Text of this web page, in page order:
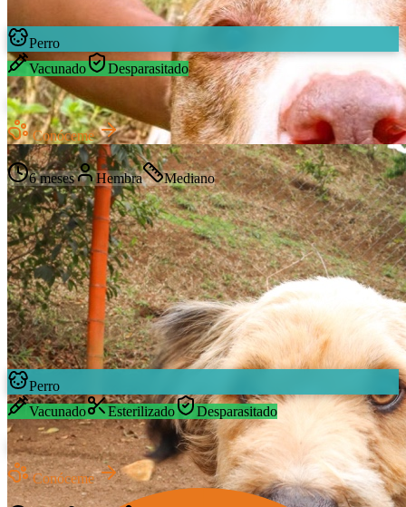
Perro
Vacunado
Desparasitado
Luna
Mestizo
6 meses Hembra Mediano
Perro
Vacunado
Esterilizado Desparasitado
Milo
Mestizo
Conóceme
Conóceme